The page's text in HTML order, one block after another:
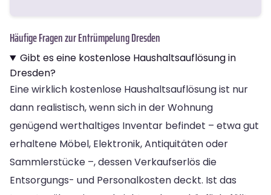
Häufige Fragen zur Entrümpelung Dresden
Gibt es eine kostenlose Haushaltsauflösung in
Dresden?
Eine wirklich kostenlose Haushaltsauflösung ist nur
dann realistisch, wenn sich in der Wohnung
genügend werthaltiges Inventar befindet – etwa gut
erhaltene Möbel, Elektronik, Antiquitäten oder
Sammlerstücke –, dessen Verkaufserlös die
Entsorgungs- und Personalkosten deckt. Ist das